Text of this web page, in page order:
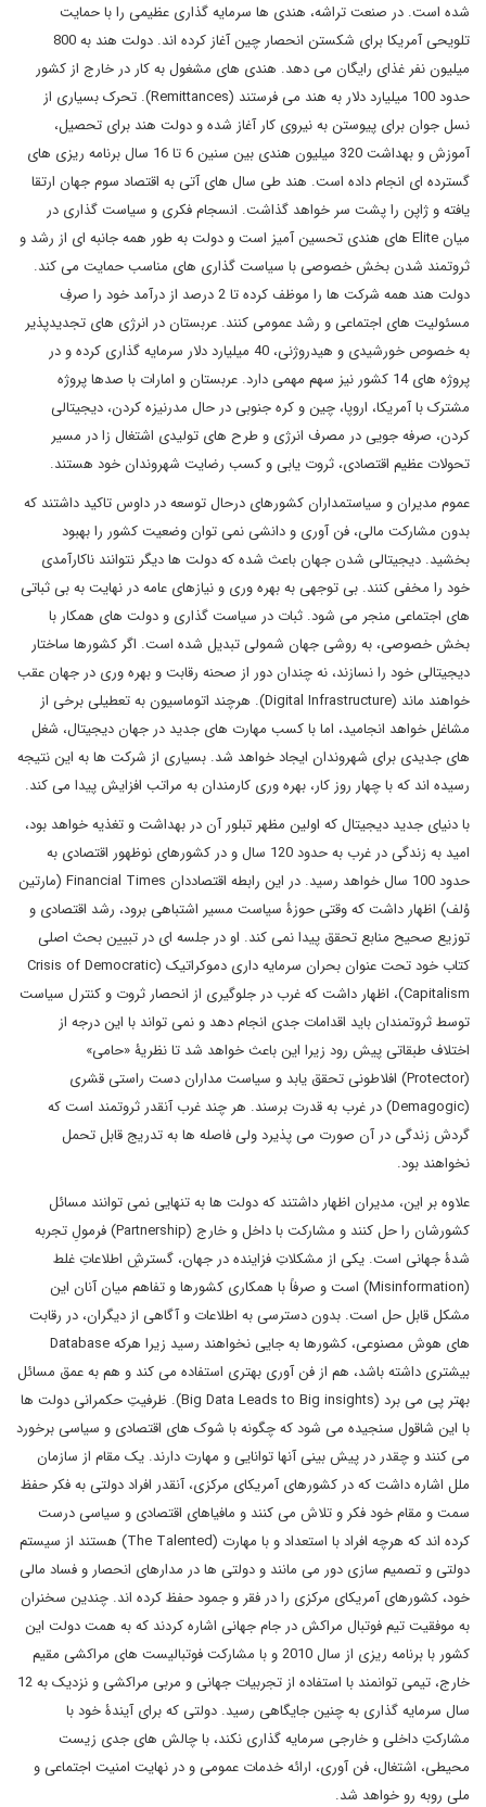
شده است. در صنعت تراشه، هندی ها سرمایه گذاری عظیمی را با حمایت
تلویحی آمریکا برای شکستن انحصار چین آغاز کرده اند. دولت هند به 800
میلیون نفر غذای رایگان می دهد. هندی های مشغول به کار در خارج از کشور
حدود 100 میلیارد دلار به هند می فرستند (Remittances). تحرک بسیاری از
نسل جوان برای پیوستن به نیروی کار آغاز شده و دولت هند برای تحصیل،
آموزش و بهداشت 320 میلیون هندی بین سنین 6 تا 16 سال برنامه ریزی های
گسترده ای انجام داده است. هند طی سال های آتی به اقتصاد سوم جهان ارتقا
یافته و ژاپن را پشت سر خواهد گذاشت. انسجام فکری و سیاست گذاری در
میان Elite های هندی تحسین آمیز است و دولت به طور همه جانبه ای از رشد و
ثروتمند شدن بخش خصوصی با سیاست گذاری های مناسب حمایت می کند.
دولت هند همه شرکت ها را موظف کرده تا 2 درصد از درآمد خود را صرفِ
مسئولیت های اجتماعی و رشد عمومی کنند. عربستان در انرژی های تجدیدپذیر
به خصوص خورشیدی و هیدروژنی، 40 میلیارد دلار سرمایه گذاری کرده و در
پروژه های 14 کشور نیز سهم مهمی دارد. عربستان و امارات با صدها پروژه
مشترک با آمریکا، اروپا، چین و کره جنوبی در حال مدرنیزه کردن، دیجیتالی
کردن، صرفه جویی در مصرف انرژی و طرح های تولیدی اشتغال زا در مسیر
تحولات عظیم اقتصادی، ثروت یابی و کسب رضایت شهروندان خود هستند.
عموم مدیران و سیاستمداران کشورهای درحال توسعه در داوس تاکید داشتند که
بدون مشارکت مالی، فن آوری و دانشی نمی توان وضعیت کشور را بهبود
بخشید. دیجیتالی شدن جهان باعث شده که دولت ها دیگر نتوانند ناکارآمدی
خود را مخفی کنند. بی توجهی به بهره وری و نیازهای عامه در نهایت به بی ثباتی
های اجتماعی منجر می شود. ثبات در سیاست گذاری و دولت های همکار با
بخش خصوصی، به روشی جهان شمولی تبدیل شده است. اگر کشورها ساختار
دیجیتالی خود را نسازند، نه چندان دور از صحنه رقابت و بهره وری در جهان عقب
خواهند ماند (Digital Infrastructure). هرچند اتوماسیون به تعطیلی برخی از
مشاغل خواهد انجامید، اما با کسب مهارت های جدید در جهان دیجیتال، شغل
های جدیدی برای شهروندان ایجاد خواهد شد. بسیاری از شرکت ها به این نتیجه
رسیده اند که با چهار روز کار، بهره وری کارمندان به مراتب افزایش پیدا می کند.
با دنیای جدید دیجیتال که اولین مظهر تبلور آن در بهداشت و تغذیه خواهد بود،
امید به زندگی در غرب به حدود 120 سال و در کشورهای نوظهور اقتصادی به
حدود 100 سال خواهد رسید. در این رابطه اقتصاددان Financial Times (مارتین
وُلف) اظهار داشت که وقتی حوزۀ سیاست مسیر اشتباهی برود، رشد اقتصادی و
توزیع صحیح منابع تحقق پیدا نمی کند. او در جلسه ای در تبیین بحث اصلی
کتاب خود تحت عنوان بحران سرمایه داری دموکراتیک (Crisis of Democratic
Capitalism)، اظهار داشت که غرب در جلوگیری از انحصار ثروت و کنترل سیاست
توسط ثروتمندان باید اقدامات جدی انجام دهد و نمی تواند با این درجه از
اختلاف طبقاتی پیش رود زیرا این باعث خواهد شد تا نظریۀ «حامی»
(Protector) افلاطونی تحقق یابد و سیاست مداران دست راستی قشری
(Demagogic) در غرب به قدرت برسند. هر چند غرب آنقدر ثروتمند است که
گردش زندگی در آن صورت می پذیرد ولی فاصله ها به تدریج قابل تحمل
نخواهند بود.
علاوه بر این، مدیران اظهار داشتند که دولت ها به تنهایی نمی توانند مسائل
کشورشان را حل کنند و مشارکت با داخل و خارج (Partnership) فرمولِ تجربه
شدۀ جهانی است. یکی از مشکلاتِ فزاینده در جهان، گسترشِ اطلاعاتِ غلط
(Misinformation) است و صرفاً با همکاری کشورها و تفاهم میان آنان این
مشکل قابل حل است. بدون دسترسی به اطلاعات و آگاهی از دیگران، در رقابت
های هوش مصنوعی، کشورها به جایی نخواهند رسید زیرا هرکه Database
بیشتری داشته باشد، هم از فن آوری بهتری استفاده می کند و هم به عمق مسائل
بهتر پی می برد (Big Data Leads to Big insights). ظرفیتِ حکمرانی دولت ها
با این شاقول سنجیده می شود که چگونه با شوک های اقتصادی و سیاسی برخورد
می کنند و چقدر در پیش بینی آنها توانایی و مهارت دارند. یک مقام از سازمان
ملل اشاره داشت که در کشورهای آمریکای مرکزی، آنقدر افراد دولتی به فکر حفظ
سمت و مقام خود فکر و تلاش می کنند و مافیاهای اقتصادی و سیاسی درست
کرده اند که هرچه افراد با استعداد و با مهارت (The Talented) هستند از سیستم
دولتی و تصمیم سازی دور می مانند و دولتی ها در مدارهای انحصار و فساد مالی
خود، کشورهای آمریکای مرکزی را در فقر و جمود حفظ کرده اند. چندین سخنران
به موفقیت تیم فوتبال مراکش در جام جهانی اشاره کردند که به همت دولت این
کشور با برنامه ریزی از سال 2010 و با مشارکت فوتبالیست های مراکشی مقیم
خارج، تیمی توانمند با استفاده از تجربیات جهانی و مربی مراکشی و نزدیک به 12
سال سرمایه گذاری به چنین جایگاهی رسید. دولتی که برای آیندۀ خود با
مشارکتِ داخلی و خارجی سرمایه گذاری نکند، با چالش های جدی زیست
محیطی، اشتغال، فن آوری، ارائه خدمات عمومی و در نهایت امنیت اجتماعی و
ملی روبه رو خواهد شد.